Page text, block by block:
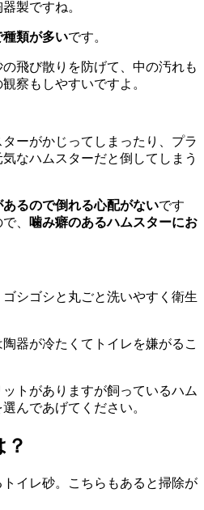
製ですね。
類が多いです。
飛び散りを防げて、中の汚れも
察もしやすいですよ。
ーがかじってしまったり、プラ
なハムスターだと倒してしまう
るので倒れる心配がないです
、 噛み癖のあるハムスターにお
シゴシと丸ごと洗いやすく衛生
器が冷たくてトイレを嫌がるこ
トがありますが飼っているハム
んであげてください。
？
トイレ砂。こちらもあると掃除が